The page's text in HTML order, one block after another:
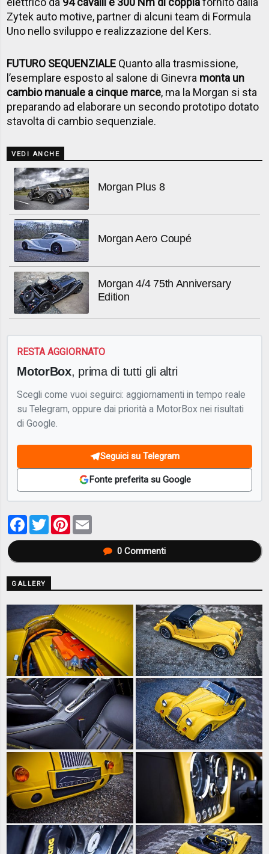
Zytek auto motive, partner di alcuni team di Formula
Uno nello sviluppo e realizzazione del Kers.
FUTURO SEQUENZIALE Quanto alla trasmissione,
l’esemplare esposto al salone di Ginevra monta un
cambio manuale a cinque marce, ma la Morgan si sta
preparando ad elaborare un secondo prototipo dotato
stavolta di cambio sequenziale.
VEDI ANCHE
Morgan Plus 8
Morgan Aero Coupé
Morgan 4/4 75th Anniversary
Edition
RESTA AGGIORNATO
MotorBox, prima di tutti gli altri
Scegli come vuoi seguirci: aggiornamenti in tempo reale
su Telegram, oppure dai priorità a MotorBox nei risultati
di Google.
Seguici su Telegram
Fonte preferita su Google
Facebook
TwitterPinterest
0Commenti
GALLERY